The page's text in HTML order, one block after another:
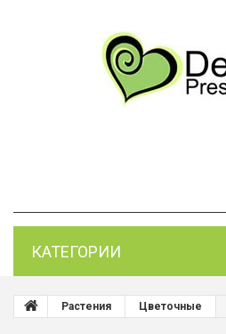
КАТЕГОРИИ
Растения Цветочные